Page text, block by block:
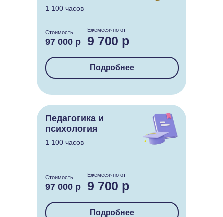
1 100 часов
9 700 р
97 000 р
Ежемесячно от
Стоимость
Подробнее
Педагогика и
психология
1 100 часов
9 700 р
97 000 р
Ежемесячно от
Стоимость
Подробнее